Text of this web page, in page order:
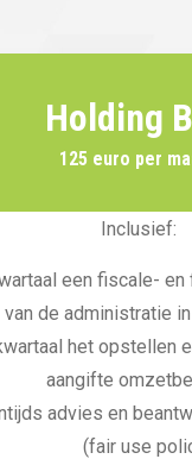
Holding
125 euro per
Inclusief:
een fiscale-
van de administratie
het opstellen
aangifte
advies en
(fair use